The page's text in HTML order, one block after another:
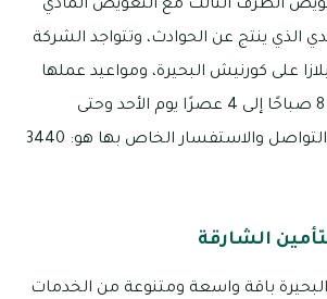
الطرف الثالث مع التعويض المادي
الذي ينتج عن الحوادث، وتتواجد الشركة
على كورنيش البحيرة، ومواعيد عملها
تبدأ من الساعة 8 صباحًا إلى 4 عصرًا يوم الأحد وحتى
الخميس، ورقم التواصل والاستفسار الخاص بها هو: 3440
الشارقة
باقة واسعة ومتنوعة من الخدمات